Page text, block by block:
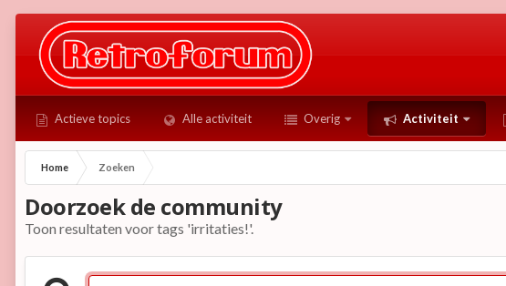
Actieve topics Alle activiteit Overig Activiteit
Home Zoeken
Doorzoek de community
Toon resultaten voor tags 'irritaties!'.